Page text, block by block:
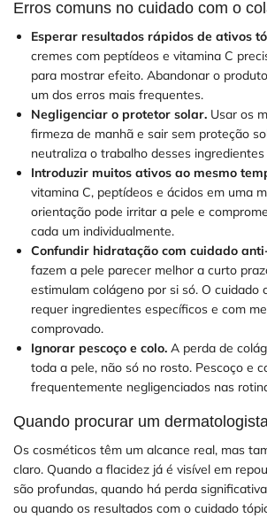
Erros comuns no cuidado com o
Esperar resultados rápidos de ativos
cremes com peptídeos e vitamina C
para mostrar efeito. Abandonar o
um dos erros mais frequentes.
Negligenciar o protetor solar. Usar os
firmeza de manhã e sair sem proteção
neutraliza o trabalho desses
Introduzir muitos ativos ao mesmo
vitamina C, peptídeos e ácidos em uma
orientação pode irritar a pele e
cada um individualmente.
Confundir hidratação com cuidado
fazem a pele parecer melhor a curto
estimulam colágeno por si só. O cuidado
requer ingredientes específicos e com
comprovado.
Ignorar pescoço e colo. A perda de
toda a pele, não só no rosto. Pescoço e
frequentemente negligenciados nas
Quando procurar um
Os cosméticos têm um alcance real, mas
claro. Quando a flacidez já é visível em
são profundas, quando há perda
ou quando os resultados com o cuidado